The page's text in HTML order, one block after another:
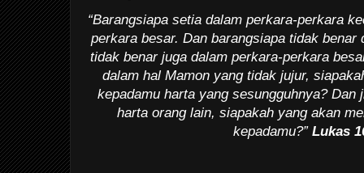
“Barangsiapa setia dalam perkara-perkara
perkara besar. Dan barangsiapa tidak
tidak benar juga dalam perkara-perkara
dalam hal Mamon yang tidak jujur,
kepadamu harta yang sesungguhnya?
harta orang lain, siapakah yang akan
kepadamu?”Lukas